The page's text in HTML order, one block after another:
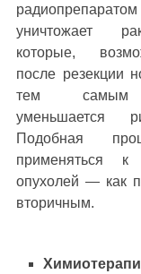
уничтожает
которые,
после резекции
тем самым
уменьшается
Подобная
применяться
опухолей — как
вторичным.